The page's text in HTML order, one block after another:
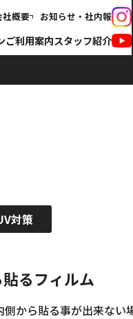
社概要 お知らせ・社内報
ご利用案内スタッフ紹介
対策
るフィルム
側から貼る事が出来な